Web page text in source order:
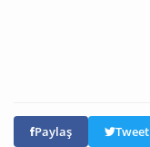
Paylaş Tweet